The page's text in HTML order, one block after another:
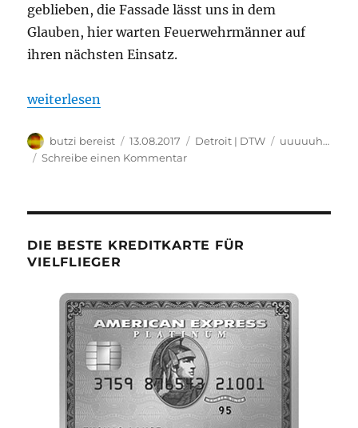
geblieben, die Fassade lässt uns in dem
Glauben, hier warten Feuerwehrmänner auf
ihren nächsten Einsatz.
„Detroit Foundation Hotel“
weiterlesen
Autor
butzi bereist
Veröffentlicht
am
13.08.2017 Kategorien
Detroit | DTW Schlagwörter
uuuuuh…
Schreibe einen Kommentarzu
DIE BESTE KREDITKARTE FÜR
VIELFLIEGER